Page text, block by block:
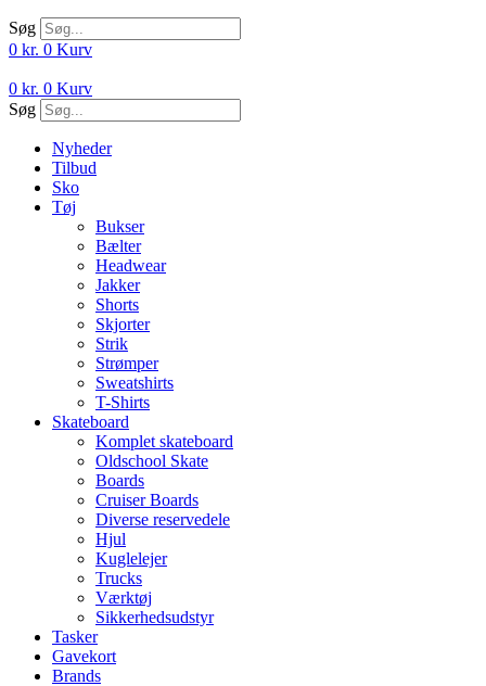
Søg
0 kr. 0 Kurv
0 kr. 0 Kurv
Søg
Nyheder
Tilbud
Sko
Tøj
Bukser
Bælter
Headwear
Jakker
Shorts
Skjorter
Strik
Strømper
Sweatshirts
T-Shirts
Skateboard
Komplet skateboard
Oldschool Skate
Boards
Cruiser Boards
Diverse reservedele
Hjul
Kuglelejer
Trucks
Værktøj
Sikkerhedsudstyr
Tasker
Gavekort
Brands